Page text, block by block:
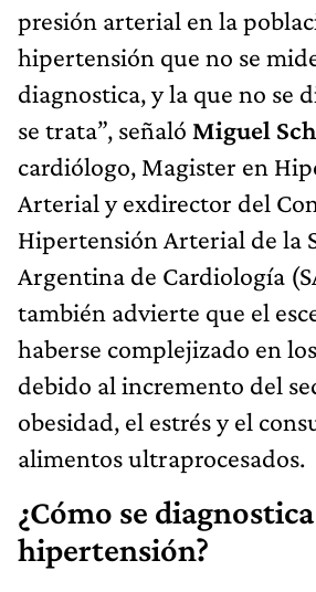
presión arterial en la
hipertensión que no se
diagnostica, y la que no se
se trata”, señaló Miguel
cardiólogo, Magister en
Arterial y exdirector del
Hipertensión Arterial de la
Argentina de Cardiología
también advierte que el
haberse complejizado en
debido al incremento del
obesidad, el estrés y el
alimentos ultraprocesados.
¿Cómo se
hipertensión?